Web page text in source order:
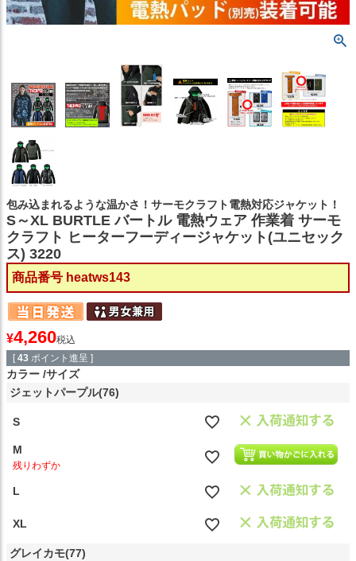
包み込まれるような温かさ！サーモクラフト電熱対応ジャケット！
S～XL BURTLE バートル 電熱ウェア 作業着 サーモ
クラフト ヒーターフーディージャケット(ユニセック
ス) 3220
商品番号 heatws143
¥4,260税込
[ 43 ポイント進呈 ]
カラー サイズ
ジェットパープル(76)
S
M
残りわずか
L
XL
グレイカモ(77)